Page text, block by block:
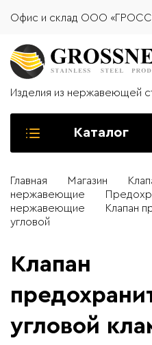
Офис и склад ООО
Изделия из нержавеющей
Каталог
Главная Магазин
нержавеющие
нержавеющие
Клапан
угловой
Клапан
угловой